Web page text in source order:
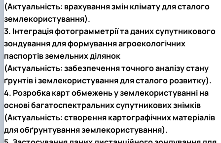
(Актуальність: врахування змін клімату для сталого
землекористування).
3. Інтеграція фотограмметрії та даних супутникового
зондування для формування агроекологічних
паспортів земельних ділянок
(Актуальність: забезпечення точного аналізу стану
ґрунтів і землекористування для сталого розвитку).
4. Розробка карт обмежень у землекористуванні на
основі багатоспектральних супутникових знімків
(Актуальність: створення картографічних матеріалів
для обґрунтування землекористування).